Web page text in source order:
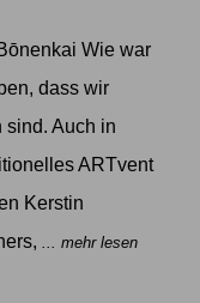
Wie war
dass wir
sind. Auch in
ARTvent
Kerstin
... mehr lesen